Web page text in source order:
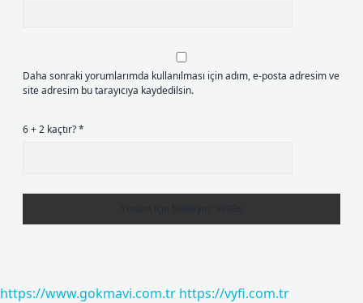
Daha sonraki yorumlarımda kullanılması için adım, e-posta adresim ve
site adresim bu tarayıcıya kaydedilsin.
6 + 2 kaçtır?*
https://www.gokmavi.com.tr https://vyfi.com.tr